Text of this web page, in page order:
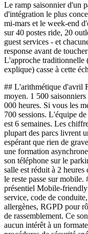
Le ramp saisonnier d'un
d'intégration le plus
mi-mars et le week-end
sur 40 postes ride, 20
guest services - et
response avant de
L'approche traditionnelle
explique) casse à cette
## L'arithmétique d'avril
moyen. 1 500
000 heures. Si vous les
700 sessions. L'équipe
est 6 semaines. Les
plupart des parcs livrent
espérant que rien de
une formation
son téléphone sur le
salle est réduit à 2
le reste passe sur mobile.
présentiel Mobile-friendly
service, code de
allergènes, RGPD pour
de rassemblement. Ce
aucun intérêt à un